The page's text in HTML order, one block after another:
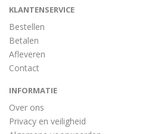
KLANTENSERVICE
Bestellen
Betalen
Afleveren
Contact
INFORMATIE
Over ons
Privacy en veiligheid